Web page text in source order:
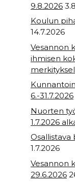
9.8.2026
Koulun
14.7.2026
Vesannon
ihmisen
6.-31.7.2026
Nuorten
1.7.2026
Osallistava
1.7.2026
Vesannon
29.6.2026